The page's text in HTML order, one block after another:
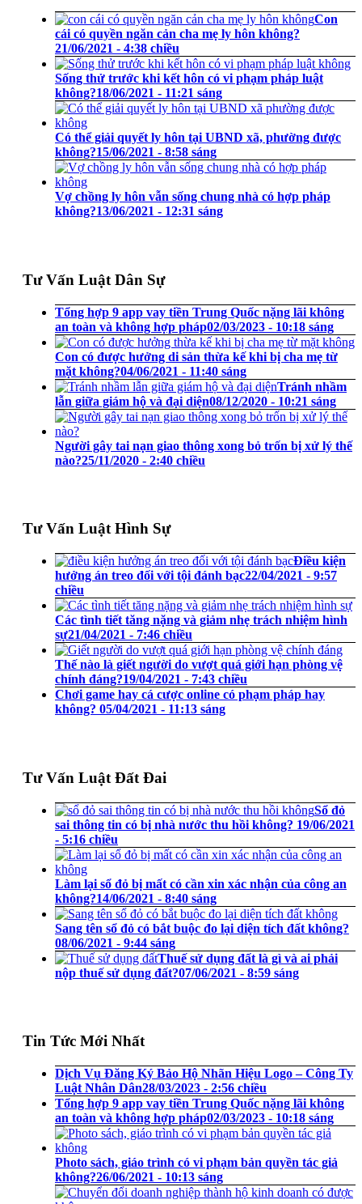
Con
cái có quyền ngăn cản cha mẹ ly hôn không?
21/06/2021 - 4:38 chiều
Sống thử trước khi kết hôn có vi phạm pháp luật
không?18/06/2021 - 11:21 sáng
Có thể giải quyết ly hôn tại UBND xã, phường được
không?15/06/2021 - 8:58 sáng
Vợ chồng ly hôn vẫn sống chung nhà có hợp pháp
không?13/06/2021 - 12:31 sáng
Tư Vấn Luật Dân Sự
Tổng hợp 9 app vay tiền Trung Quốc nặng lãi không
an toàn và không hợp pháp02/03/2023 - 10:18 sáng
Con có được hưởng di sản thừa kế khi bị cha mẹ từ
mặt không?04/06/2021 - 11:40 sáng
Tránh nhầm
lẫn giữa giám hộ và đại diện08/12/2020 - 10:21 sáng
Người gây tai nạn giao thông xong bỏ trốn bị xử lý thế
nào?25/11/2020 - 2:40 chiều
Tư Vấn Luật Hình Sự
Điều kiện
hưởng án treo đối với tội đánh bạc22/04/2021 - 9:57
chiều
Các tình tiết tăng nặng và giảm nhẹ trách nhiệm hình
sự21/04/2021 - 7:46 chiều
Thế nào là giết người do vượt quá giới hạn phòng vệ
chính đáng?19/04/2021 - 7:43 chiều
Chơi game hay cá cược online có phạm pháp hay
không? 05/04/2021 - 11:13 sáng
Tư Vấn Luật Đất Đai
Sổ đỏ
sai thông tin có bị nhà nước thu hồi không? 19/06/2021
- 5:16 chiều
Làm lại sổ đỏ bị mất có cần xin xác nhận của công an
không?14/06/2021 - 8:40 sáng
Sang tên sổ đỏ có bắt buộc đo lại diện tích đất không?
08/06/2021 - 9:44 sáng
Thuế sử dụng đất là gì và ai phải
nộp thuế sử dụng đất?07/06/2021 - 8:59 sáng
Tin Tức Mới Nhất
Dịch Vụ Đăng Ký Bảo Hộ Nhãn Hiệu Logo – Công Ty
Luật Nhân Dân28/03/2023 - 2:56 chiều
Tổng hợp 9 app vay tiền Trung Quốc nặng lãi không
an toàn và không hợp pháp02/03/2023 - 10:18 sáng
Photo sách, giáo trình có vi phạm bản quyền tác giả
không?26/06/2021 - 10:13 sáng